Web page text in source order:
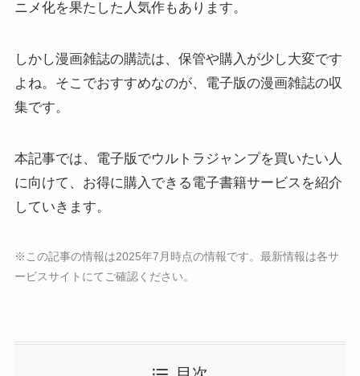
ニメ化を果たした人気作もあります。
しかし漫画雑誌の購読は、保管や購入が少し大変です
よね。そこでおすすめなのが、電子版の漫画雑誌の収
集です。
本記事では、電子版でウルトラジャンプを買いたい人
に向けて、お得に購入できる電子書籍サービスを紹介
していきます。
※この記事の情報は2025年7月時点の情報です。最新情報は各サ
ービスサイトにてご確認ください。